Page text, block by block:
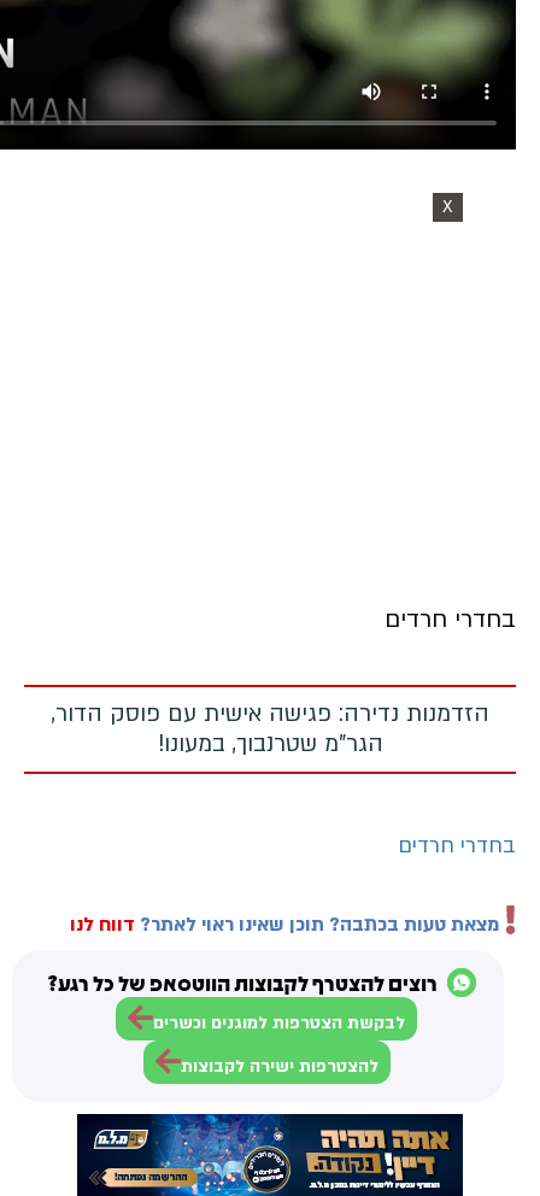
X
בחדרי חרדים
הזדמנות נדירה: פגישה אישית עם פוסק הדור,
הגר"מ שטרנבוך, במעונו!
בחדרי חרדים
מצאת טעות בכתבה? תוכן שאינו ראוי לאתר? דווח לנו
רוצים להצטרף לקבוצות הווטסאפ של כל רגע?
לבקשת הצטרפות למוגנים וכשרים
להצטרפות ישירה לקבוצות